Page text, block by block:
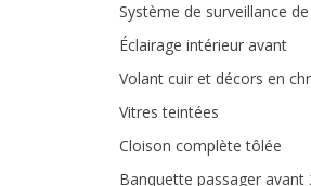
Système de surveillance
Éclairage intérieur avant
Volant cuir et décors en
Vitres teintées
Cloison complète tôlée
Banquette passager